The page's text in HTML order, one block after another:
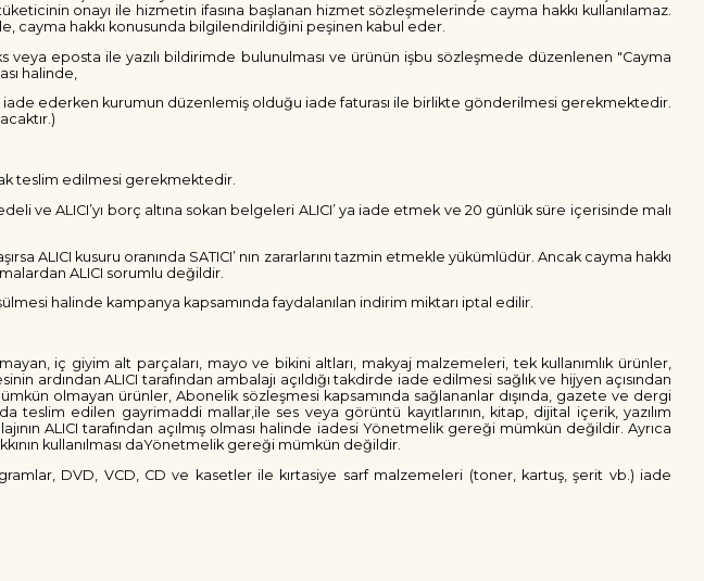
onayı ile hizmetin ifasına başlanan hizmet sözleşmelerinde cayma hakkı kullanılamaz.
cayma hakkı konusunda bilgilendirildiğini peşinen kabul eder.
veya eposta ile yazılı bildirimde bulunulması ve ürünün işbu sözleşmede düzenlenen "Cayma
halinde,
iade ederken kurumun düzenlemiş olduğu iade faturası ile birlikte gönderilmesi gerekmektedir.
teslim edilmesi gerekmektedir.
ve ALICI’yı borç altına sokan belgeleri ALICI’ ya iade etmek ve 20 günlük süre içerisinde malı
ALICI kusuru oranında SATICI’ nın zararlarını tazmin etmekle yükümlüdür. Ancak cayma hakkı
ALICI sorumlu değildir.
halinde kampanya kapsamında faydalanılan indirim miktarı iptal edilir.
iç giyim alt parçaları, mayo ve bikini altları, makyaj malzemeleri, tek kullanımlık ürünler,
ALICI tarafından ambalajı açıldığı takdirde iade edilmesi sağlık ve hijyen açısından
olmayan ürünler, Abonelik sözleşmesi kapsamında sağlananlar dışında, gazete ve dergi
edilen gayrimaddi mallar,ile ses veya görüntü kayıtlarının, kitap, dijital içerik, yazılım
ALICI tarafından açılmış olması halinde iadesi Yönetmelik gereği mümkün değildir. Ayrıca
kullanılması daYönetmelik gereği mümkün değildir.
DVD, VCD, CD ve kasetler ile kırtasiye sarf malzemeleri (toner, kartuş, şerit vb.) iade